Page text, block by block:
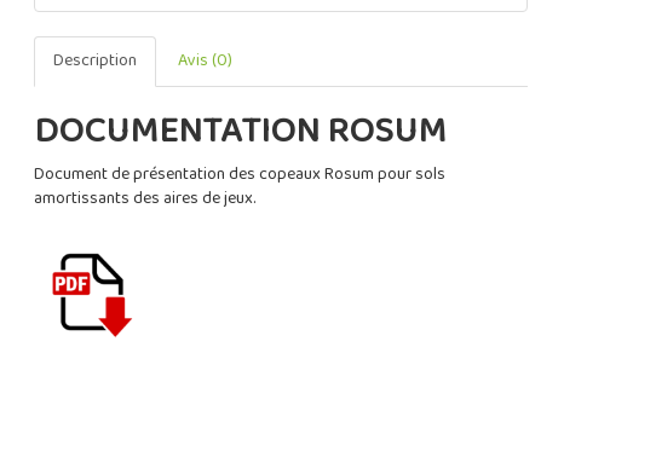
Description Avis (0)
DOCUMENTATION ROSUM
Document de présentation des copeaux Rosum pour sols
amortissants des aires de jeux.